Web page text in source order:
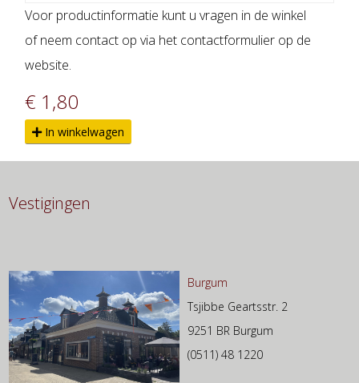
Voor productinformatie kunt u vragen in de winkel
of neem contact op via het contactformulier op de
website.
€ 1,80
In winkelwagen
Vestigingen
Burgum
Tsjibbe Geartsstr. 2
9251 BR Burgum
(0511) 48 1220